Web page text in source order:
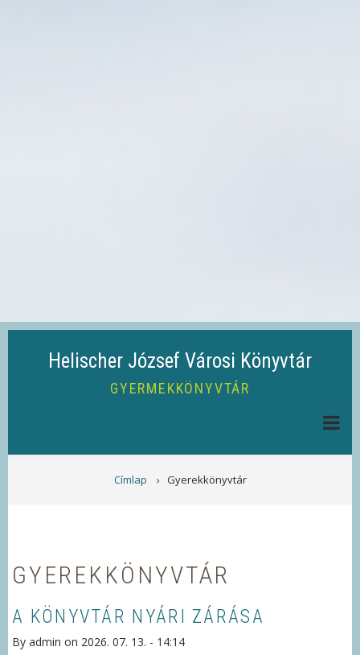
Helischer József Városi Könyvtár
GYERMEKKÖNYVTÁR
Címlap Gyerekkönyvtár
GYEREKKÖNYVTÁR
A KÖNYVTÁR NYÁRI ZÁRÁSA
By admin on 2026. 07. 13. - 14:14